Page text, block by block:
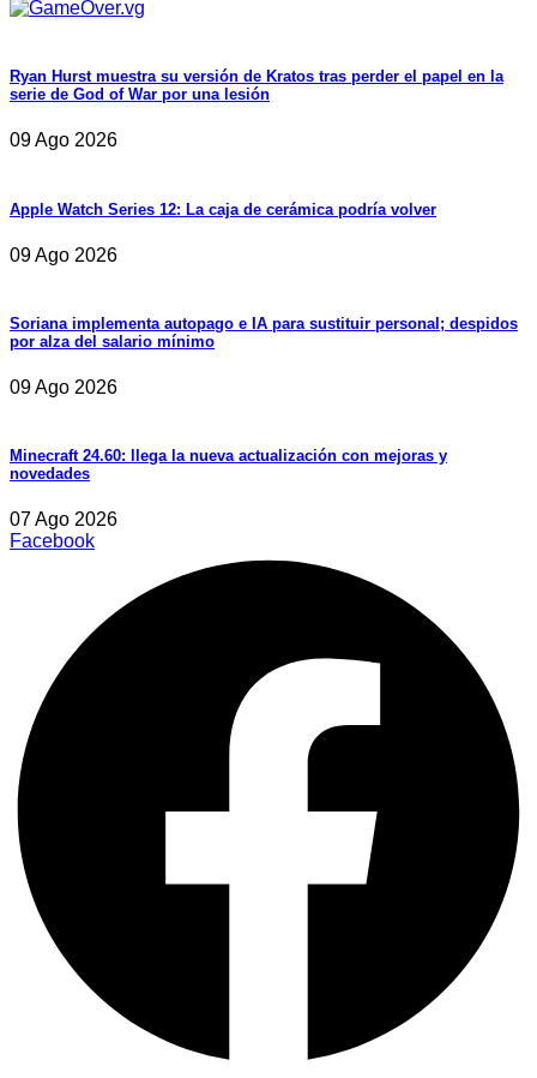
Ryan Hurst muestra su versión de Kratos tras perder el papel en la
serie de God of War por una lesión
09 Ago 2026
Apple Watch Series 12: La caja de cerámica podría volver
09 Ago 2026
Soriana implementa autopago e IA para sustituir personal; despidos
por alza del salario mínimo
09 Ago 2026
Minecraft 24.60: llega la nueva actualización con mejoras y
novedades
07 Ago 2026
Facebook